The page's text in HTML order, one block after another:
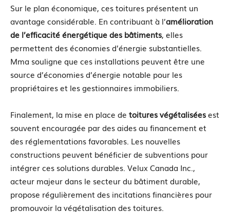
Sur le plan économique, ces toitures présentent un
avantage considérable. En contribuant à l’amélioration
de l’efficacité énergétique des bâtiments, elles
permettent des économies d’énergie substantielles.
Mma souligne que ces installations peuvent être une
source d’économies d’énergie notable pour les
propriétaires et les gestionnaires immobiliers.
Finalement, la mise en place de toitures végétaliséesest
souvent encouragée par des aides au financement et
des réglementations favorables. Les nouvelles
constructions peuvent bénéficier de subventions pour
intégrer ces solutions durables. Velux Canada Inc.,
acteur majeur dans le secteur du bâtiment durable,
propose régulièrement des incitations financières pour
promouvoir la végétalisation des toitures.